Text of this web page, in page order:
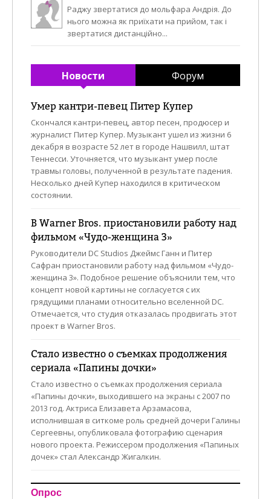
Раджу звертатися до мольфара Андрія. До
нього можна як приїхати на прийом, так і
звертатися дистанційно...
Новости Форум
Умер кантри-певец Питер Купер
Скончался кантри-певец, автор песен, продюсер и
журналист Питер Купер. Музыкант ушел из жизни 6
декабря в возрасте 52 лет в городе Нашвилл, штат
Теннесси. Уточняется, что музыкант умер после
травмы головы, полученной в результате падения.
Несколько дней Купер находился в критическом
состоянии.
В Warner Bros. приостановили работу над
фильмом «Чудо-женщина 3»
Руководители DC Studios Джеймс Ганн и Питер
Сафран приостановили работу над фильмом «Чудо-
женщина 3». Подобное решение объяснили тем, что
концепт новой картины не согласуется с их
грядущими планами относительно вселенной DC.
Отмечается, что студия отказалась продвигать этот
проект в Warner Bros.
Стало известно о съемках продолжения
сериала «Папины дочки»
Стало известно о съемках продолжения сериала
«Папины дочки», выходившего на экраны с 2007 по
2013 год. Актриса Елизавета Арзамасова,
исполнившая в ситкоме роль средней дочери Галины
Сергеевны, опубликовала фотографию сценария
нового проекта. Режиссером продолжения «Папиных
дочек» стал Александр Жигалкин.
Опрос